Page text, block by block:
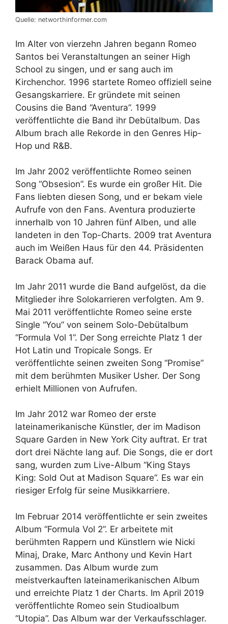
Quelle: networthinformer.com
Im Alter von vierzehn Jahren begann Romeo
Santos bei Veranstaltungen an seiner High
School zu singen, und er sang auch im
Kirchenchor. 1996 startete Romeo offiziell seine
Gesangskarriere. Er gründete mit seinen
Cousins die Band “Aventura”. 1999
veröffentlichte die Band ihr Debütalbum. Das
Album brach alle Rekorde in den Genres Hip-
Hop und R&B.
Im Jahr 2002 veröffentlichte Romeo seinen
Song “Obsesion”. Es wurde ein großer Hit. Die
Fans liebten diesen Song, und er bekam viele
Aufrufe von den Fans. Aventura produzierte
innerhalb von 10 Jahren fünf Alben, und alle
landeten in den Top-Charts. 2009 trat Aventura
auch im Weißen Haus für den 44. Präsidenten
Barack Obama auf.
Im Jahr 2011 wurde die Band aufgelöst, da die
Mitglieder ihre Solokarrieren verfolgten. Am 9.
Mai 2011 veröffentlichte Romeo seine erste
Single “You” von seinem Solo-Debütalbum
“Formula Vol 1”. Der Song erreichte Platz 1 der
Hot Latin und Tropicale Songs. Er
veröffentlichte seinen zweiten Song “Promise”
mit dem berühmten Musiker Usher. Der Song
erhielt Millionen von Aufrufen.
Im Jahr 2012 war Romeo der erste
lateinamerikanische Künstler, der im Madison
Square Garden in New York City auftrat. Er trat
dort drei Nächte lang auf. Die Songs, die er dort
sang, wurden zum Live-Album “King Stays
King: Sold Out at Madison Square”. Es war ein
riesiger Erfolg für seine Musikkarriere.
Im Februar 2014 veröffentlichte er sein zweites
Album “Formula Vol 2”. Er arbeitete mit
berühmten Rappern und Künstlern wie Nicki
Minaj, Drake, Marc Anthony und Kevin Hart
zusammen. Das Album wurde zum
meistverkauften lateinamerikanischen Album
und erreichte Platz 1 der Charts. Im April 2019
veröffentlichte Romeo sein Studioalbum
“Utopia”. Das Album war der Verkaufsschlager.